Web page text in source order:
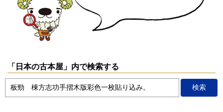
「日本の古本屋」内で検索する